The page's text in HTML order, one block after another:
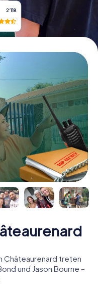
2‘118
Châteaurenard treten
und Jason Bourne –